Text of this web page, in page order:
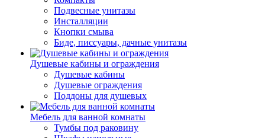
Подвесные унитазы
Инсталляции
Кнопки смыва
Биде, писсуары, дачные унитазы
Душевые кабины и ограждения
Душевые кабины
Душевые ограждения
Поддоны для душевых
Мебель для ванной комнаты
Тумбы под раковину